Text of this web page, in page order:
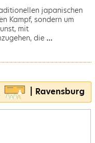
japanischen
Kampf, sondern um
mit
die...
| Ravensburg